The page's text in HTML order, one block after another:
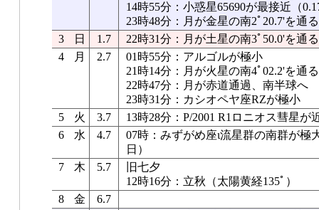
14時55分：小惑星65690が最接近（
23時48分：月が金星の南2ﾟ20.7'を通る
3
日 1.7
22時31分：月が土星の南3ﾟ50.0'を通る
4
月 2.7
01時55分：アルゴルが極小
21時14分：月が火星の南4ﾟ02.2'を通る
22時47分：月が赤道通過、南半球へ
23時31分：カシオペヤ座RZが極小
5
火 3.7
13時28分：P/2001 R1ロニオス彗星が
6
水 4.7
07時：みずがめ座ι流星群の南群が極
日）
7
木 5.7
旧七夕
12時16分：立秋（太陽黄経135ﾟ）
8
金
6.7